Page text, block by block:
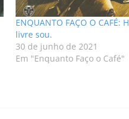
ENQUANTO FAÇO O CAFÉ:
livre sou.
30 de junho de 2021
Em "Enquanto Faço o Café"